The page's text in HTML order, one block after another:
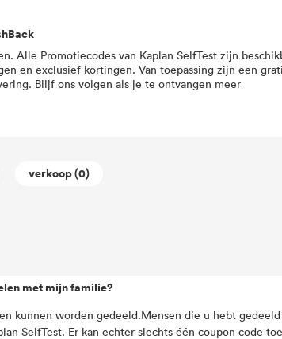
Alle Promotiecodes van Kaplan SelfTest zijn
en exclusief kortingen. Van toepassing zijn een
Blijf ons volgen als je te ontvangen meer
verkoop (0)
met mijn familie?
kunnen worden gedeeld.Mensen die u hebt
SelfTest. Er kan echter slechts één coupon code